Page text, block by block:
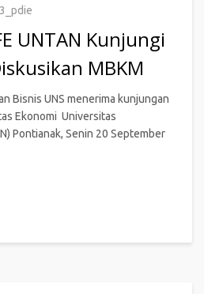
UNTAN Kunjungi
MBKM
Bisnis UNS menerima kunjungan
Ekonomi Universitas
Pontianak, Senin 20 September